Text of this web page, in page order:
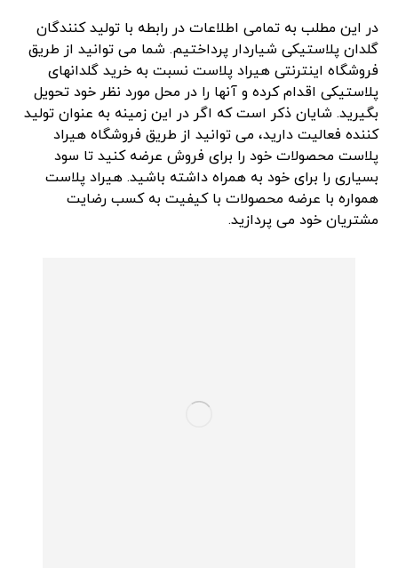
در این مطلب به تمامی اطلاعات در رابطه با تولید کنندگان
گلدان پلاستیکی شیاردار پرداختیم. شما می توانید از طریق
فروشگاه اینترنتی هیراد پلاست نسبت به خرید گلدانهای
پلاستیکی اقدام کرده و آنها را در محل مورد نظر خود تحویل
بگیرید. شایان ذکر است که اگر در این زمینه به عنوان تولید
کننده فعالیت دارید، می توانید از طریق فروشگاه هیراد
پلاست محصولات خود را برای فروش عرضه کنید تا سود
بسیاری را برای خود به همراه داشته باشید. هیراد پلاست
همواره با عرضه محصولات با کیفیت به کسب رضایت
مشتریان خود می پردازید.